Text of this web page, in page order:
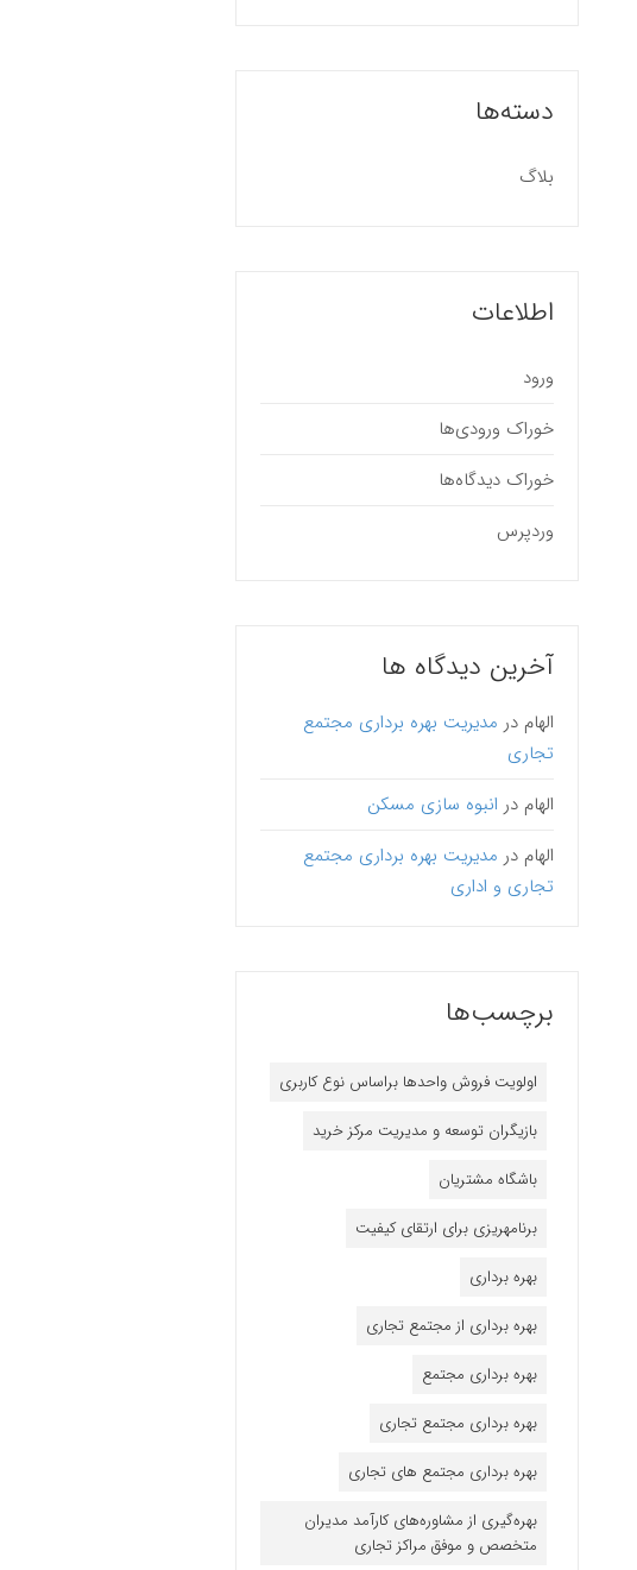
دسته‌ها
بلاگ
اطلاعات
ورود
خوراک ورودی‌ها
خوراک دیدگاه‌ها
وردپرس
آخرین دیدگاه ها
الهام در مدیریت بهره برداری مجتمع
تجاری
الهام در انبوه سازی مسکن
الهام در مدیریت بهره برداری مجتمع
تجاری و اداری
برچسب‌ها
اولویت فروش واحدها براساس نوع کاربری
بازیگران توسعه و مدیریت مرکز خرید
باشگاه مشتریان
برنامه‎ریزی برای ارتقای کیفیت
بهره برداری
بهره برداری از مجتمع تجاری
بهره برداری مجتمع
بهره برداری مجتمع تجاری
بهره برداری مجتمع های تجاری
بهره‌گیری از مشاوره‌های کارآمد مدیران
متخصص و موفق مراکز تجاری